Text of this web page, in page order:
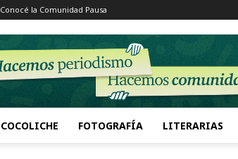
Conocé la Comunidad Pausa
COCOLICHE FOTOGRAFÍA LITERARIAS